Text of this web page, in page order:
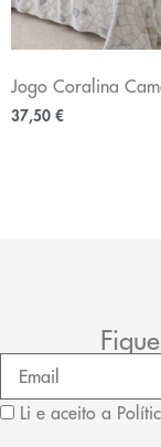
Jogo Coralina
37,50 €
Li e aceito a